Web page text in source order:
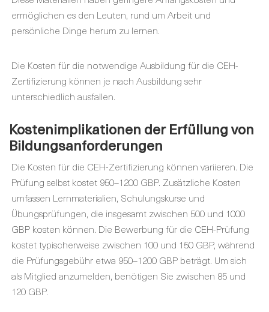
ermöglichen es den Leuten, rund um Arbeit und
persönliche Dinge herum zu lernen.
Die Kosten für die notwendige Ausbildung für die CEH-
Zertifizierung können je nach Ausbildung sehr
unterschiedlich ausfallen.
Kostenimplikationen der Erfüllung von
Bildungsanforderungen
Die Kosten für die CEH-Zertifizierung können variieren. Die
Prüfung selbst kostet 950–1200 GBP. Zusätzliche Kosten
umfassen Lernmaterialien, Schulungskurse und
Übungsprüfungen, die insgesamt zwischen 500 und 1000
GBP kosten können. Die Bewerbung für die CEH-Prüfung
kostet typischerweise zwischen 100 und 150 GBP, während
die Prüfungsgebühr etwa 950–1200 GBP beträgt. Um sich
als Mitglied anzumelden, benötigen Sie zwischen 85 und
120 GBP.